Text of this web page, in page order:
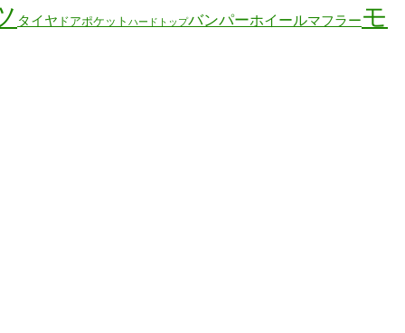
タイヤ ドアポケット ハードトップバンパーホイールマフラーモ